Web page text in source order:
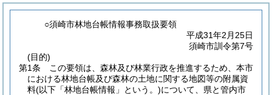
○須崎市林地台帳情報事務取扱要領
平成31年2月25日
須崎市訓令第7号
(目的)
第1条
この要領は、森林及び林業行政を推進するため、本市
における林地台帳及び森林の土地に関する地図等の附属資
料(以下「林地台帳情報」という。)について、県と管内市